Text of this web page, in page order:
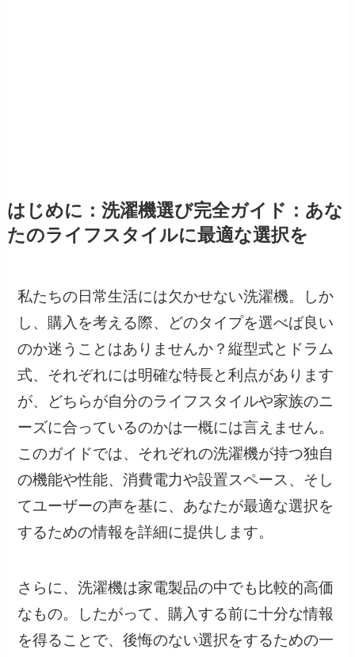
はじめに：洗濯機選び完全ガイド：あな
たのライフスタイルに最適な選択を
私たちの日常生活には欠かせない洗濯機。しか
し、購入を考える際、どのタイプを選べば良い
のか迷うことはありませんか？縦型式とドラム
式、それぞれには明確な特長と利点があります
が、どちらが自分のライフスタイルや家族のニ
ーズに合っているのかは一概には言えません。
このガイドでは、それぞれの洗濯機が持つ独自
の機能や性能、消費電力や設置スペース、そし
てユーザーの声を基に、あなたが最適な選択を
するための情報を詳細に提供します。
さらに、洗濯機は家電製品の中でも比較的高価
なもの。したがって、購入する前に十分な情報
を得ることで、後悔のない選択をするための一